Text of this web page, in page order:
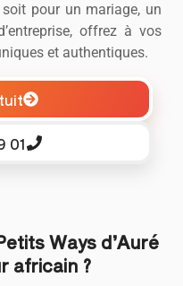
pour un mariage, un
offrez à vos
et authentiques.
01
Ways d’Auré
africain ?